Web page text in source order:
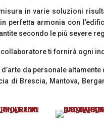
in varie soluzioni
armonia con
secondo le più severe
ti fornirà ogni
da personale
di Brescia, Mantova,